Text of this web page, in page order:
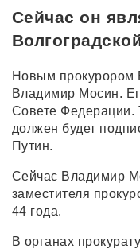
Сейчас он
Новым прокурором
Владимир Мосин.
Совете Федерации.
должен будет
Путин.
Сейчас Владимир
заместителя
44 года.
В органах